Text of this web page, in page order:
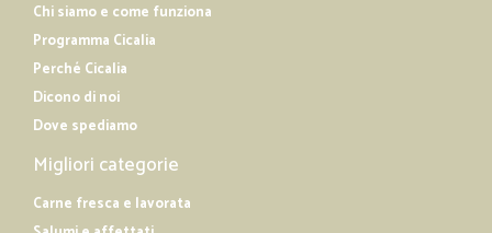
Chi siamo e come funziona
Programma Cicalia
Perché Cicalia
Dicono di noi
Dove spediamo
Migliori categorie
Carne fresca e lavorata